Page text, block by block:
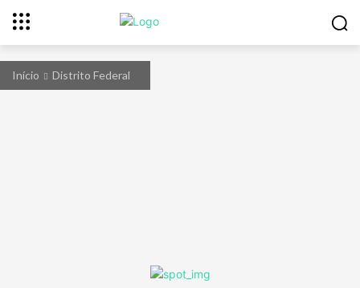
Início Distrito Federal